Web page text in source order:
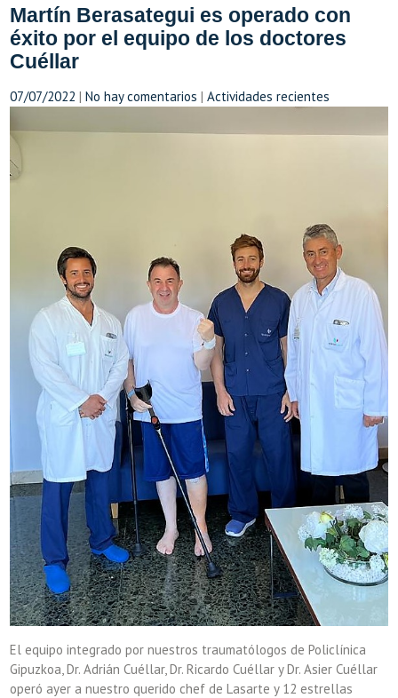
Martín Berasategui es operado con
éxito por el equipo de los doctores
Cuéllar
07/07/2022 |No hay comentarios |Actividades recientes
El equipo integrado por nuestros traumatólogos de Policlínica
Gipuzkoa, Dr. Adrián Cuéllar, Dr. Ricardo Cuéllar y Dr. Asier Cuéllar
operó ayer a nuestro querido chef de Lasarte y 12 estrellas